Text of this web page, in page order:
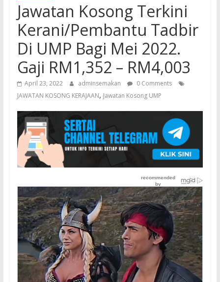
Jawatan Kosong Terkini
Kerani/Pembantu Tadbir
Di UMP Bagi Mei 2022.
Gaji RM1,352 – RM4,003
April 23, 2022 adminsemakan
0 Comments
JAWATAN KOSONG KERAJAAN, Jawatan Kosong UMP